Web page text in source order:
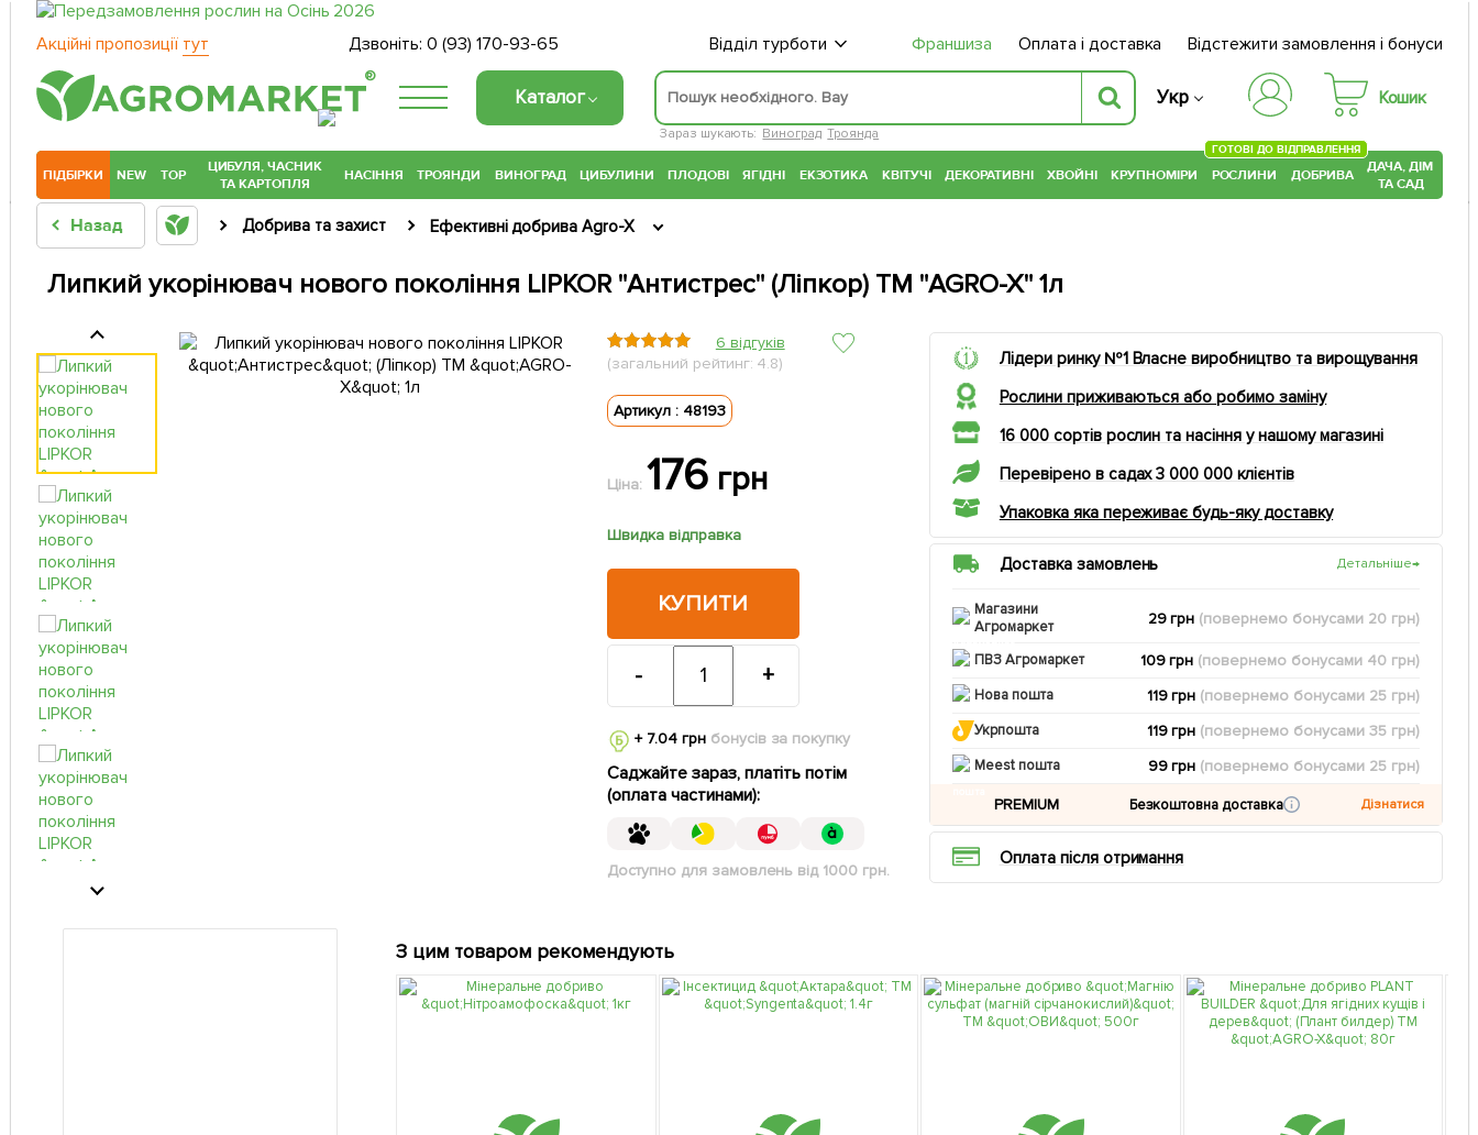
Акційні пропозиції тут Дзвоніть: 0 (93) 170-93-65 Відділ турботи Франшиза Оплата і доставка Відстежити замовлення і бонуси
®
Каталог
Зараз шукають: Виноград Троянда
Укр Кошик
ПІДБІРКИ NEW TOP
ЦИБУЛЯ, ЧАСНИК
ТА КАРТОПЛЯ
НАСІННЯ ТРОЯНДИ ВИНОГРАД ЦИБУЛИНИ ПЛОДОВІ ЯГІДНІ ЕКЗОТИКА КВІТУЧІ ДЕКОРАТИВНІ ХВОЙНІ КРУПНОМІРИ РОСЛИНИ
ГОТОВІ ДО ВІДПРАВЛЕННЯ
ДОБРИВА
ДАЧА, ДІМ
ТА САД
Назад Добрива та захист Ефективні добрива Agro-X
Липкий укорінювач нового покоління LIPKOR "Антистрес" (Ліпкор) ТМ "AGRO-X" 1л
6 відгуків
(загальний рейтинг: 4.8)
Артикул : 48193
Ціна: 176 грн
Швидка відправка
КУПИТИ
- +
+ 7.04 грнбонусів за покупку
Саджайте зараз, платіть потім
(оплата частинами):
Доступно для замовлень від 1000 грн.
Лідери ринку №1 Власне виробництво та вирощування
Рослини приживаються або робимо заміну
16 000 сортів рослин та насіння у нашому магазині
Перевірено в садах 3 000 000 клієнтів
Упаковка яка переживає будь-яку доставку
Доставка замовлень Детальніше→
Магазини
Агромаркет
29 грн (повернемо бонусами 20 грн)
ПВЗ Агромаркет 109 грн (повернемо бонусами 40 грн)
Нова пошта 119 грн (повернемо бонусами 25 грн)
Укрпошта 119 грн (повернемо бонусами35 грн)
Meest пошта 99 грн (повернемо бонусами 25 грн)
PREMIUM Безкоштовна доставка Дізнатися
Оплата після отримання
З цим товаром рекомендують